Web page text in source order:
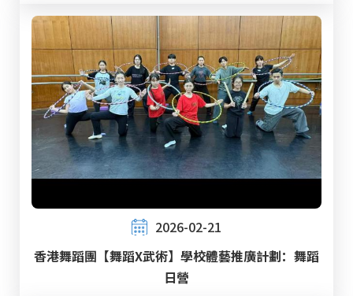
2026-02-21
香港舞蹈團【舞蹈X武術】學校體藝推廣計劃：舞蹈
日營